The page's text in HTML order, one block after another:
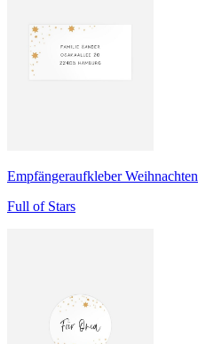
Empfängeraufkleber Weihnachten
Full of Stars